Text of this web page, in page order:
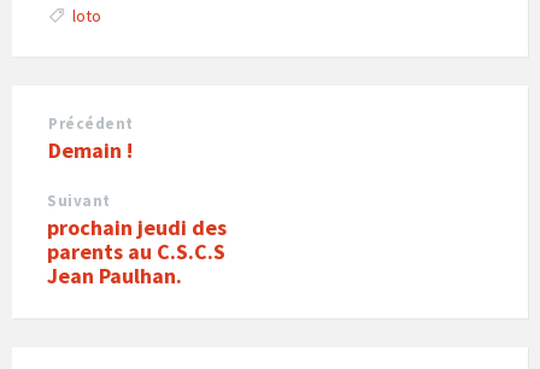
loto
Précédent
Demain !
Suivant
prochain jeudi des
parents au C.S.C.S
Jean Paulhan.